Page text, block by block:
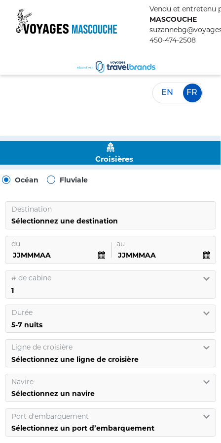
Vendu et entretenu
MASCOUCHE
450-474-2508
EN FR
Croisières
Océan Fluviale
Destination
Sélectionnez une destination
du au
# de cabine
Durée
Ligne de croisière
Sélectionnez une ligne de croisière
Navire
Sélectionnez un navire
Port d'embarquement
Sélectionnez un port d’embarquement